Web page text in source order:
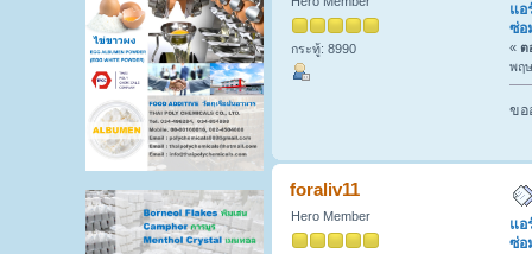
กระทู้: 8990
แอ
ซ่อ
« ต
พฤ
ขอ
foraliv11
Hero Member
แอ
ซ่อ